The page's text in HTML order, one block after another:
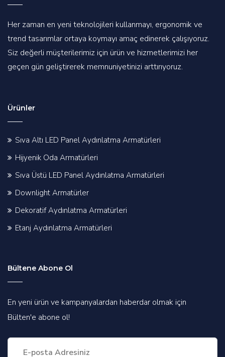
Her zaman en yeni teknolojileri kullanmayı, ergonomik ve
trend tasarımlar ortaya koymayı amaç edinerek çalışıyoruz.
Siz değerli müşterilerimiz için ürün ve hizmetlerimizi her
geçen gün geliştirerek memnuniyetinizi arttırıyoruz.
Ürünler
Sıva Altı LED Panel Aydınlatma Armatürleri
Hijyenik Oda Armatürleri
Sıva Üstü LED Panel Aydınlatma Armatürleri
Downlight Armatürler
Dekoratif Aydınlatma Armatürleri
Etanj Aydınlatma Armatürleri
Bültene Abone Ol
En yeni ürün ve kampanyalardan haberdar olmak için
Bülten'e abone ol!